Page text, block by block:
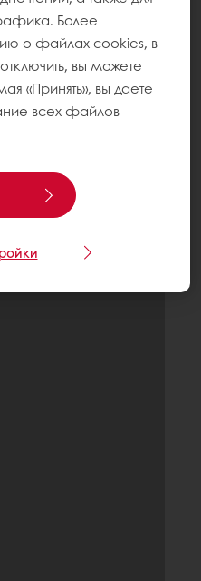
Более
о файлах cookies, в
вы можете
«Принять», вы даете
всех файлов